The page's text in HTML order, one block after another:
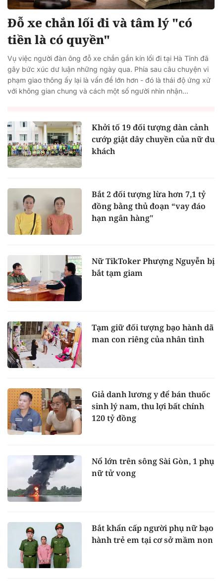
Đỗ xe chắn lối đi và tâm lý "có
tiền là có quyền"
Vụ việc người đàn ông đỗ xe chắn gần kín lối đi tại Hà Tĩnh đã
gây bức xúc dư luận những ngày qua. Phía sau câu chuyện vi
phạm giao thông ấy lại là vấn đề lớn hơn - đó là thái độ ứng xử
với không gian chung và cách một số người nhìn nhận...
Khởi tố 19 đối tượng dàn cảnh
cướp giật dây chuyền của nữ du
khách
Bắt 2 đối tượng lừa hơn 7,1 tỷ
đồng bằng thủ đoạn “vay đáo
hạn ngân hàng"
Nữ TikToker Phượng Nguyễn bị
bắt tạm giam
Tạm giữ đối tượng bạo hành dã
man con riêng của nhân tình
Giả danh lương y để bán thuốc
sinh lý nam, thu lợi bất chính
120 tỷ đồng
Nổ lớn trên sông Sài Gòn, 1 phụ
nữ tử vong
Bắt khẩn cấp người phụ nữ bạo
hành trẻ em tại cơ sở mầm non